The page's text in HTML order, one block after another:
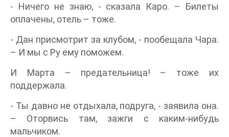
- Ничего не знаю, - сказала Каро. – Билеты
оплачены, отель – тоже.
- Дан присмотрит за клубом, - пообещала Чара.
– И мы с Ру ему поможем.
И Марта – предательница! – тоже их
поддержала.
- Ты давно не отдыхала, подруга, - заявила она.
– Оторвись там, зажги с каким-нибудь
мальчиком.